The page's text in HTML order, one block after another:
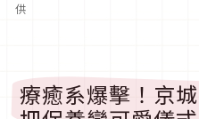
供
療癒系爆擊！京